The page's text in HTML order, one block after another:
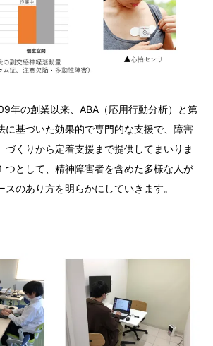
年の創業以来、ABA（応用行動分析）と第
に基づいた効果的で専門的な支援で、障害
づくりから定着支援まで提供してまいりま
つとして、精神障害者を含めた多様な人が
のあり方を明らかにしていきます。